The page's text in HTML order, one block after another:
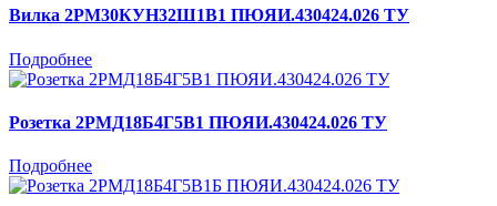
Вилка 2РМ30КУН32Ш1В1 ПЮЯИ.430424.026 ТУ
Подробнее
Розетка 2РМД18Б4Г5В1 ПЮЯИ.430424.026 ТУ
Подробнее